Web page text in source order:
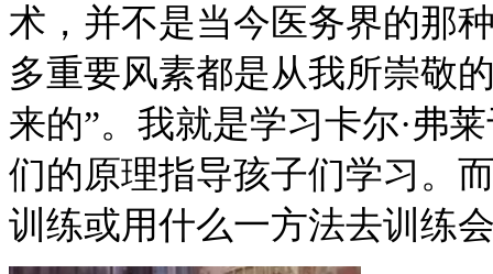
术，并不是当今医务界的那
多重要风素都是从我所崇敬
来的”。我就是学习卡尔·弗
们的原理指导孩子们学习。
训练或用什么一方法去训练